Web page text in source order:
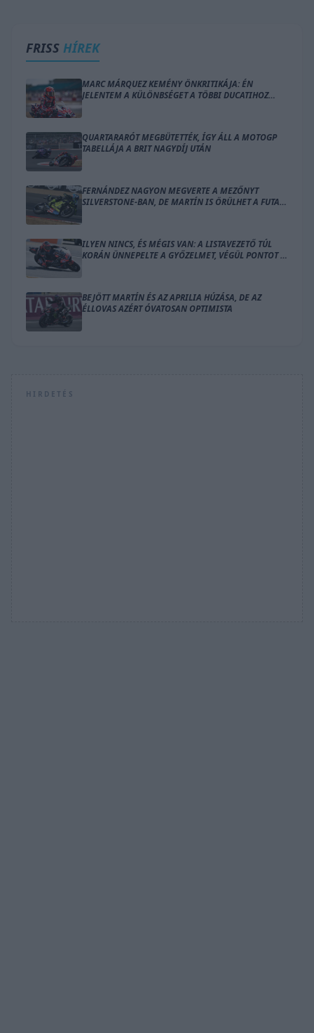
FRISS HÍREK
MARC MÁRQUEZ KEMÉNY ÖNKRITIKÁJA: ÉN
JELENTEM A KÜLÖNBSÉGET A TÖBBI DUCATIHOZ
QUARTARARÓT MEGBÜTETTÉK, ÍGY ÁLL A MOTOGP
TABELLÁJA A BRIT NAGYDÍJ UTÁN
FERNÁNDEZ NAGYON MEGVERTE A MEZŐNYT
SILVERSTONE-BAN, DE MARTÍN IS ÖRÜLHET A FUTAM
ILYEN NINCS, ÉS MÉGIS VAN: A LISTAVEZETŐ TÚL
KORÁN ÜNNEPELTE A GYŐZELMET, VÉGÜL PONTOT IS
BEJÖTT MARTÍN ÉS AZ APRILIA HÚZÁSA, DE AZ
ÉLLOVAS AZÉRT ÓVATOSAN OPTIMISTA
HIRDETÉS